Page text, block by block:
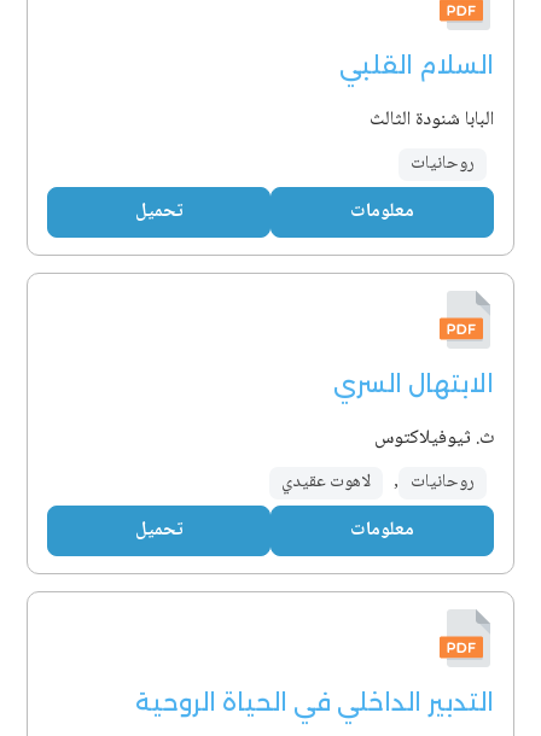
السلام القلبي
البابا شنودة الثالث
روحانيات
معلومات تحميل
الابتهال السري
ث. ثيوفيلاكتوس
روحانيات , لاهوت عقيدي
معلومات تحميل
التدبير الداخلي في الحياة الروحية